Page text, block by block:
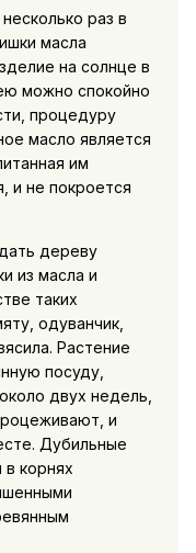
раз в
масла
на солнце в
можно спокойно
процедуру
масло является
им
и не покроется
дереву
из масла и
таких
одуванчик,
Растение
посуду,
двух недель,
и
Дубильные
корнях